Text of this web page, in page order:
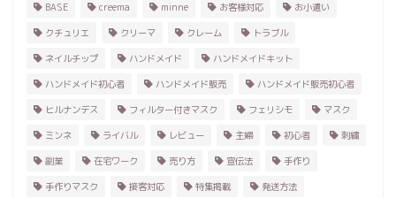
BASE creema minne お客様対応 お小遣い
クチュリエ クリーマ クレーム トラブル
ネイルチップ ハンドメイド ハンドメイドキット
ハンドメイド初心者 ハンドメイド販売 ハンドメイド販売初心者
ヒルナンデス フィルター付きマスク フェリシモ マスク
ミンネ ライバル レビュー 主婦 初心者 刺繍
副業 在宅ワーク 売り方 宣伝法 手作り
手作りマスク 接客対応 特集掲載 発送方法